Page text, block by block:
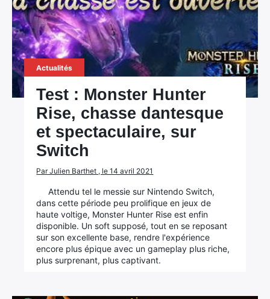
Actualités
Test : Monster Hunter
Rise, chasse dantesque
et spectaculaire, sur
Switch
Par Julien Barthet , le 14 avril 2021
Attendu tel le messie sur Nintendo Switch,
dans cette période peu prolifique en jeux de
haute voltige, Monster Hunter Rise est enfin
disponible. Un soft supposé, tout en se reposant
sur son excellente base, rendre l'expérience
encore plus épique avec un gameplay plus riche,
plus surprenant, plus captivant.